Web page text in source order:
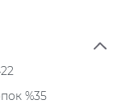
%35